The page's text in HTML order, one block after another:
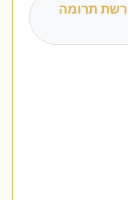
תרומה